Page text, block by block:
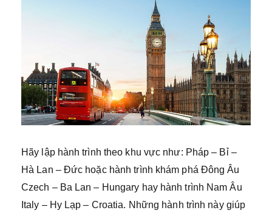
Hãy lập hành trình theo khu vực như: Pháp – Bỉ –
Hà Lan – Đức hoặc hành trình khám phá Đông Âu
Czech – Ba Lan – Hungary hay hành trình Nam Âu
Italy – Hy Lạp – Croatia. Những hành trình này giúp